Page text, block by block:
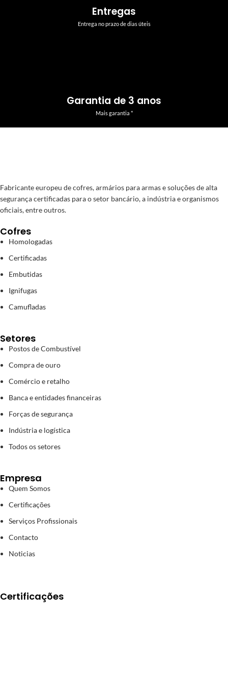
Entregas
Entrega no prazo de dias úteis
Garantia de 3 anos
Mais garantia *
Fabricante europeu de cofres, armários para armas e soluções de alta
segurança certificadas para o setor bancário, a indústria e organismos
oficiais, entre outros.
Cofres
Homologadas
Certificadas
Embutidas
Ignifugas
Camufladas
Setores
Postos de Combustível
Compra de ouro
Comércio e retalho
Banca e entidades financeiras
Forças de segurança
Indústria e logística
Todos os setores
Empresa
Quem Somos
Certificações
Serviços Profissionais
Contacto
Noticias
Certificações